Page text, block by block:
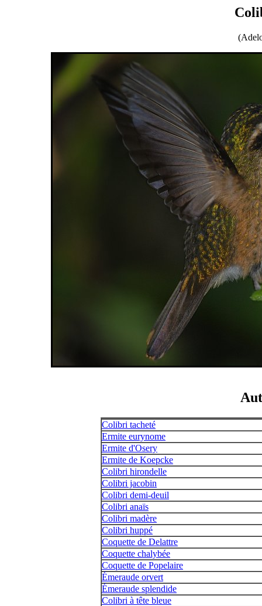
Colibri tacheté
Ermite eurynome
Ermite d'Osery
Ermite de Koepcke
Colibri hirondelle
Colibri jacobin
Colibri demi-deuil
Colibri anaïs
Colibri madère
Colibri huppé
Coquette de Delattre
Coquette chalybée
Coquette de Popelaire
Émeraude orvert
Émeraude splendide
Colibri à tête bleue